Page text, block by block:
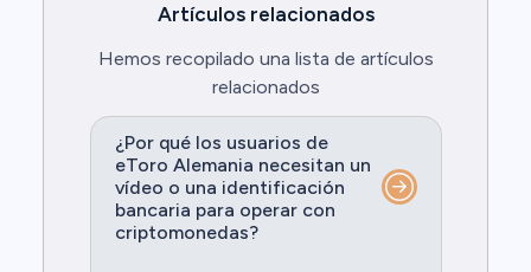
Artículos relacionados
Hemos recopilado una lista de artículos
relacionados
¿Por qué los usuarios de
eToro Alemania necesitan un
vídeo o una identificación
bancaria para operar con
criptomonedas?